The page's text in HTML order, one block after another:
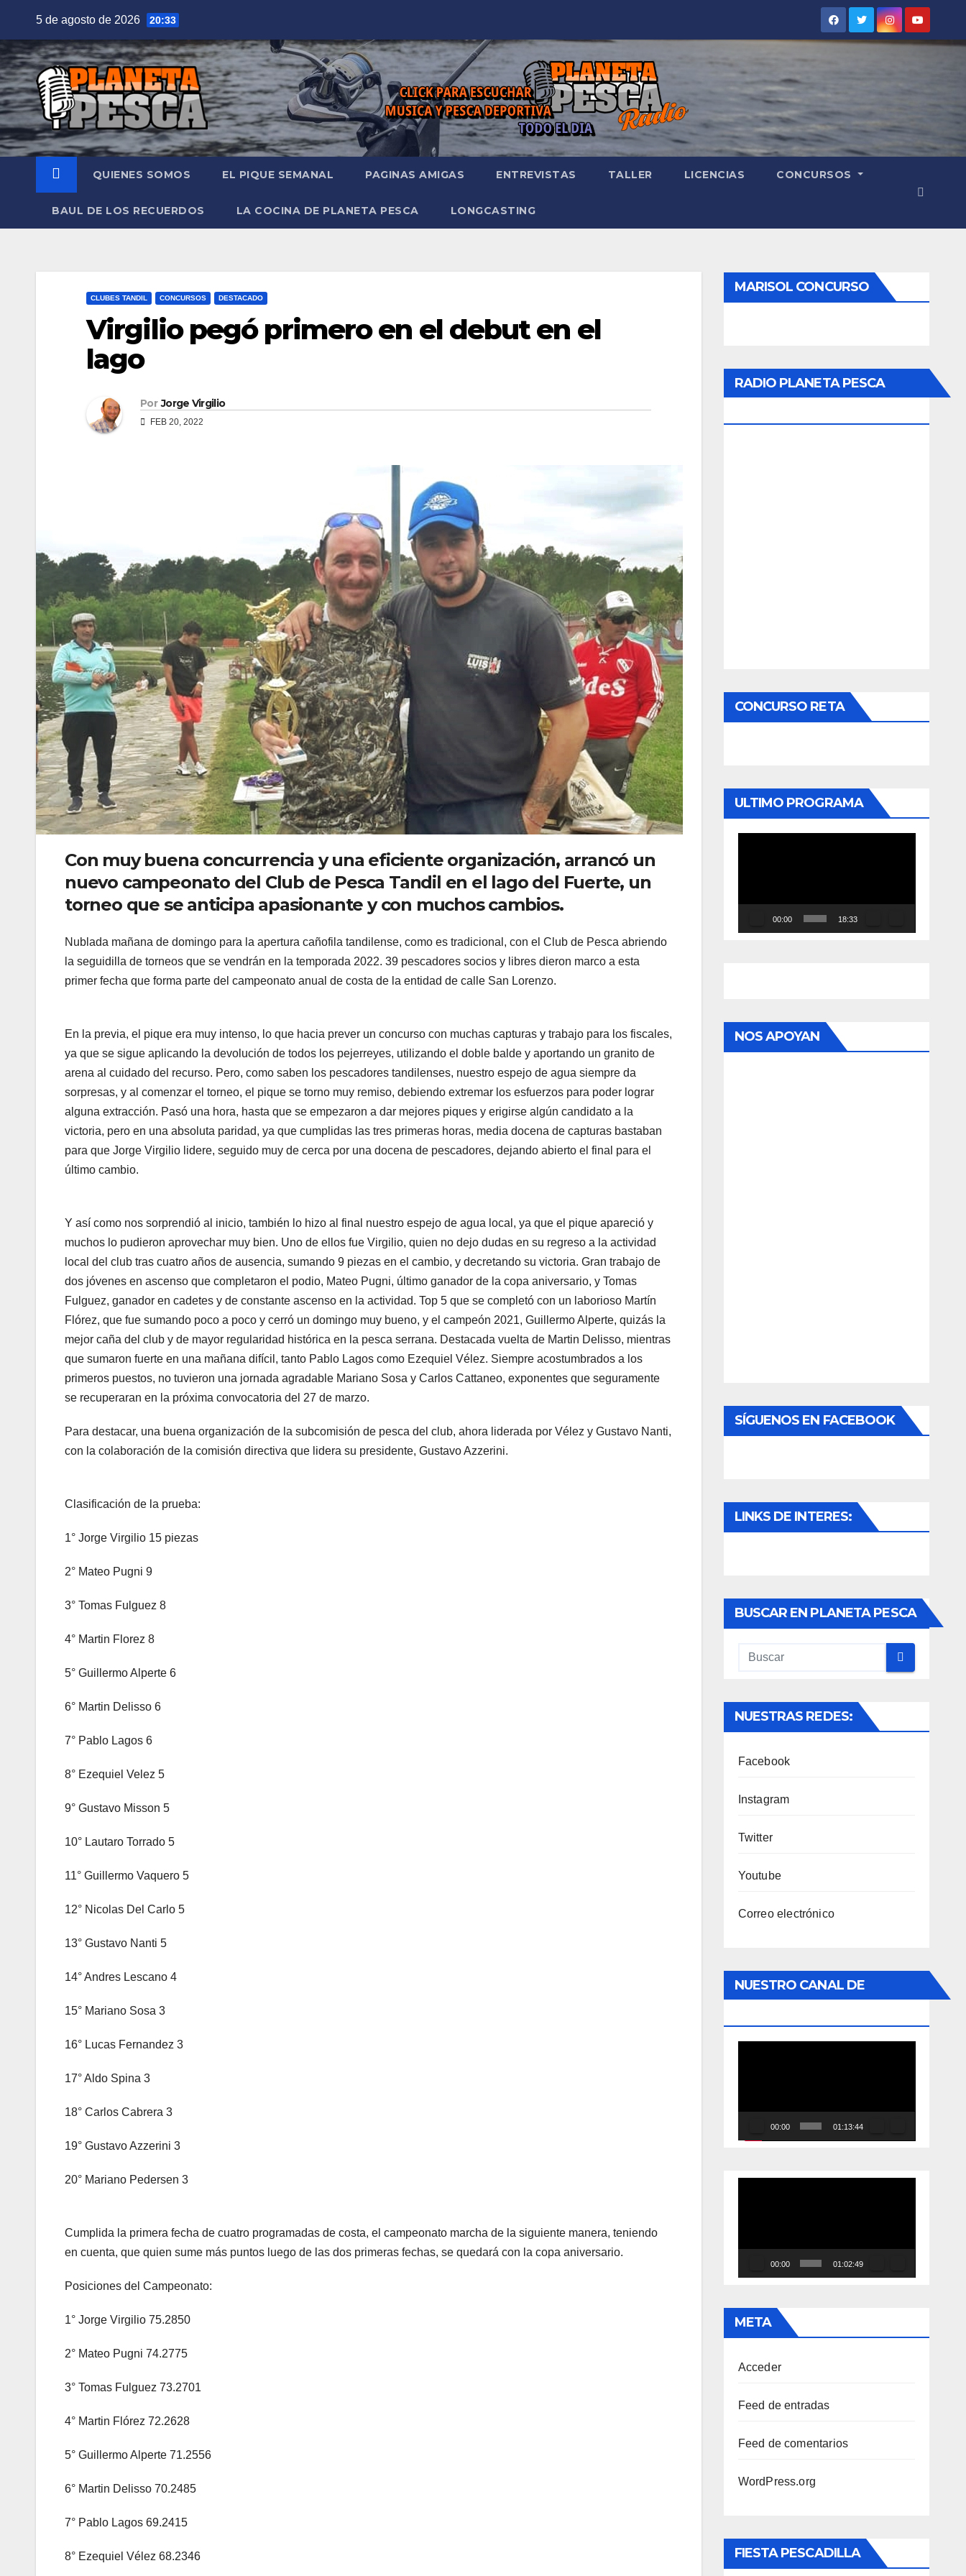
contenido
5 de agosto de 2026 20:33
QUIENES SOMOS EL PIQUE SEMANAL PAGINAS AMIGAS ENTREVISTAS TALLER LICENCIAS CONCURSOS
BAUL DE LOS RECUERDOS LA COCINA DE PLANETA PESCA LONGCASTING
CLUBES TANDIL CONCURSOS DESTACADO
Virgilio pegó primero en el debut en el
lago
Por Jorge Virgilio
FEB 20, 2022
Con muy buena concurrencia y una eficiente organización, arrancó un
nuevo campeonato del Club de Pesca Tandil en el lago del Fuerte, un
torneo que se anticipa apasionante y con muchos cambios.
Nublada mañana de domingo para la apertura cañofila tandilense, como es tradicional, con el Club de Pesca abriendo
la seguidilla de torneos que se vendrán en la temporada 2022. 39 pescadores socios y libres dieron marco a esta
primer fecha que forma parte del campeonato anual de costa de la entidad de calle San Lorenzo.
En la previa, el pique era muy intenso, lo que hacia prever un concurso con muchas capturas y trabajo para los fiscales,
ya que se sigue aplicando la devolución de todos los pejerreyes, utilizando el doble balde y aportando un granito de
arena al cuidado del recurso. Pero, como saben los pescadores tandilenses, nuestro espejo de agua siempre da
sorpresas, y al comenzar el torneo, el pique se torno muy remiso, debiendo extremar los esfuerzos para poder lograr
alguna extracción. Pasó una hora, hasta que se empezaron a dar mejores piques y erigirse algún candidato a la
victoria, pero en una absoluta paridad, ya que cumplidas las tres primeras horas, media docena de capturas bastaban
para que Jorge Virgilio lidere, seguido muy de cerca por una docena de pescadores, dejando abierto el final para el
último cambio.
Y así como nos sorprendió al inicio, también lo hizo al final nuestro espejo de agua local, ya que el pique apareció y
muchos lo pudieron aprovechar muy bien. Uno de ellos fue Virgilio, quien no dejo dudas en su regreso a la actividad
local del club tras cuatro años de ausencia, sumando 9 piezas en el cambio, y decretando su victoria. Gran trabajo de
dos jóvenes en ascenso que completaron el podio, Mateo Pugni, último ganador de la copa aniversario, y Tomas
Fulguez, ganador en cadetes y de constante ascenso en la actividad. Top 5 que se completó con un laborioso Martín
Flórez, que fue sumando poco a poco y cerró un domingo muy bueno, y el campeón 2021, Guillermo Alperte, quizás la
mejor caña del club y de mayor regularidad histórica en la pesca serrana. Destacada vuelta de Martin Delisso, mientras
que sumaron fuerte en una mañana difícil, tanto Pablo Lagos como Ezequiel Vélez. Siempre acostumbrados a los
primeros puestos, no tuvieron una jornada agradable Mariano Sosa y Carlos Cattaneo, exponentes que seguramente
se recuperaran en la próxima convocatoria del 27 de marzo.
Para destacar, una buena organización de la subcomisión de pesca del club, ahora liderada por Vélez y Gustavo Nanti,
con la colaboración de la comisión directiva que lidera su presidente, Gustavo Azzerini.
Clasificación de la prueba:
1° Jorge Virgilio 15 piezas
2° Mateo Pugni 9
3° Tomas Fulguez 8
4° Martin Florez 8
5° Guillermo Alperte 6
6° Martin Delisso 6
7° Pablo Lagos 6
8° Ezequiel Velez 5
9° Gustavo Misson 5
10° Lautaro Torrado 5
11° Guillermo Vaquero 5
12° Nicolas Del Carlo 5
13° Gustavo Nanti 5
14° Andres Lescano 4
15° Mariano Sosa 3
16° Lucas Fernandez 3
17° Aldo Spina 3
18° Carlos Cabrera 3
19° Gustavo Azzerini 3
20° Mariano Pedersen 3
Cumplida la primera fecha de cuatro programadas de costa, el campeonato marcha de la siguiente manera, teniendo
en cuenta, que quien sume más puntos luego de las dos primeras fechas, se quedará con la copa aniversario.
Posiciones del Campeonato:
1° Jorge Virgilio 75.2850
2° Mateo Pugni 74.2775
3° Tomas Fulguez 73.2701
4° Martin Flórez 72.2628
5° Guillermo Alperte 71.2556
6° Martin Delisso 70.2485
7° Pablo Lagos 69.2415
8° Ezequiel Vélez 68.2346
MARISOL CONCURSO
RADIO PLANETA PESCA
CONCURSO RETA
ULTIMO PROGRAMA
00:00 18:33
NOS APOYAN
SÍGUENOS EN FACEBOOK
LINKS DE INTERES:
BUSCAR EN PLANETA PESCA
NUESTRAS REDES:
Facebook
Instagram
Twitter
Youtube
Correo electrónico
NUESTRO CANAL DE
00:00 01:13:44
00:00 01:02:49
META
Acceder
Feed de entradas
Feed de comentarios
WordPress.org
FIESTA PESCADILLA